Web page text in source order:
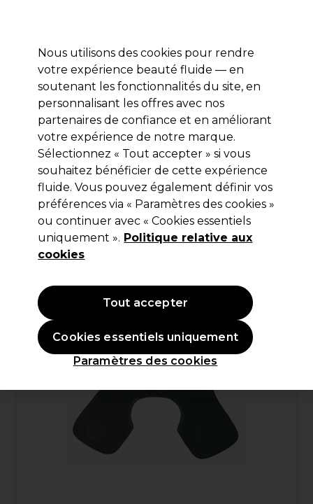
Se connecter
Marques Bons plans Coiffure Electro et Matériel
Livraison et délais
lire la suite
Bob Tuo
Bob Tuo Milcoup School Noir
)
27,85 €Hors TVA (TARIF PROFESSIONNEL)
33,42 €TVA incluse)
Nous utilisons des cookies pour rendre
votre expérience beauté fluide — en
soutenant les fonctionnalités du site, en
personnalisant les offres avec nos
partenaires de confiance et en améliorant
votre expérience de notre marque.
Sélectionnez « Tout accepter » si vous
souhaitez bénéficier de cette expérience
fluide. Vous pouvez également définir vos
préférences via « Paramètres des cookies »
ou continuer avec « Cookies essentiels
uniquement ». Politique relative aux
cookies
Paramètres des cookies
Cookies essentiels uniquement
Tout accepter